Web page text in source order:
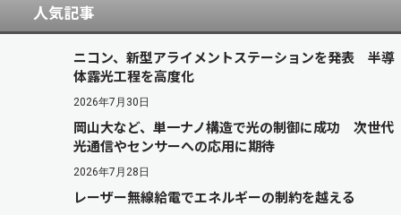
人気記事
ニコン、新型アライメントステーションを発表 半導
体露光工程を高度化
2026年7月30日
岡山大など、単一ナノ構造で光の制御に成功 次世代
光通信やセンサーへの応用に期待
2026年7月28日
レーザー無線給電でエネルギーの制約を越える